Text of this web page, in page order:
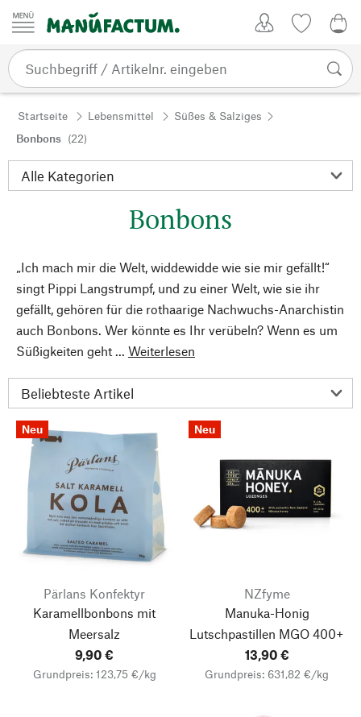
Zum Inhalt springen
Startseite Lebensmittel
Süßes & Salziges
Bonbons (22)
Bonbons
„Ich mach mir die Welt, widdewidde wie sie mir gefällt!“
singt Pippi Langstrumpf, und zu einer Welt, wie sie ihr
gefällt, gehören für die rothaarige Nachwuchs-Anarchistin
auch Bonbons. Wer könnte es Ihr verübeln? Wenn es um
Süßigkeiten geht ... Weiterlesen
Neu
Pärlans Konfektyr
Karamellbonbons mit
Meersalz
9,90 €
Grundpreis: 123,75 €/kg
Neu
NZfyme
Manuka-Honig
Lutschpastillen MGO 400+
13,90 €
Grundpreis: 631,82 €/kg